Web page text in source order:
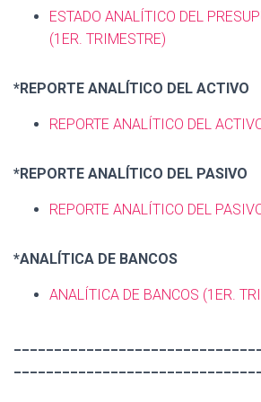
ESTADO ANALÍTICO DEL
(1ER. TRIMESTRE)
*REPORTE ANALÍTICO DEL ACTIVO
REPORTE ANALÍTICO DEL
*REPORTE ANALÍTICO DEL PASIVO
REPORTE ANALÍTICO DEL
*ANALÍTICA DE BANCOS
ANALÍTICA DE BANCOS (1ER.